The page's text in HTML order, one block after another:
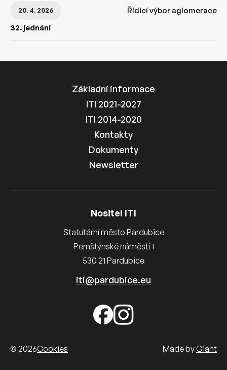
20. 4. 2026
32. jednání
Řídicí výbor aglomerace
Základní informace
ITI 2021-2027
ITI 2014-2020
Kontakty
Dokumenty
Newsletter
Nositel ITI
Statutární město Pardubice
Pernštýnské náměstí 1
530 21 Pardubice
iti@pardubice.eu
© 2026Cookies Made byGiant